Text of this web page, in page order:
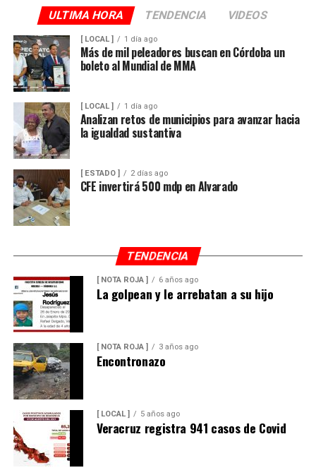
ULTIMA HORA TENDENCIA VIDEOS
[ LOCAL ] 1 día ago
Más de mil peleadores buscan en Córdoba un
boleto al Mundial de MMA
[ LOCAL ] 1 día ago
Analizan retos de municipios para avanzar hacia
la igualdad sustantiva
[ ESTADO ] 2 días ago
CFE invertirá 500 mdp en Alvarado
TENDENCIA
[ NOTA ROJA ] 6 años ago
La golpean y le arrebatan a su hijo
[ NOTA ROJA ] 3 años ago
Encontronazo
[ LOCAL ] 5 años ago
Veracruz registra 941 casos de Covid